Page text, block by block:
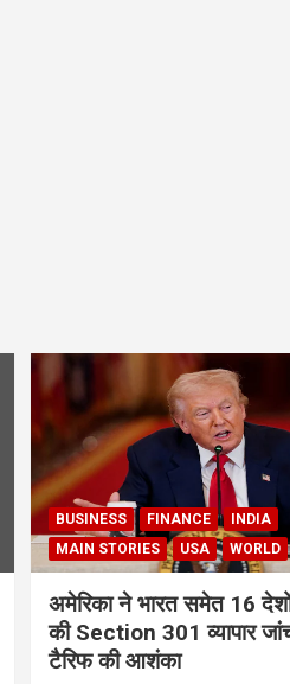
BUSINESS FINANCE
INDIA
MAIN STORIES
USA WORLD
अमेरिका ने भारत समेत 16
की Section 301 व्यापार
टैरिफ की आशंका